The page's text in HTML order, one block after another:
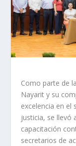
Como parte de
Nayarit y su
excelencia en el
justicia, se llevó
capacitación
secretarios de